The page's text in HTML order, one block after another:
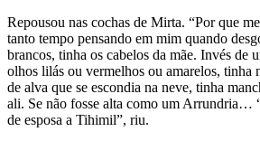
Repousou nas cochas de Mirta. “Por que
tanto tempo pensando em mim quando
brancos, tinha os cabelos da mãe. Invés de
olhos lilás ou vermelhos ou amarelos, tinha
de alva que se escondia na neve, tinha
ali. Se não fosse alta como um Arrundria…
de esposa a Tihimil”, riu.